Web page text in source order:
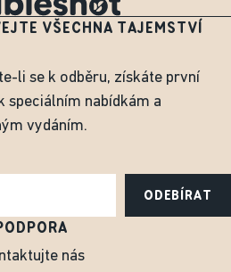
VŠECHNA TAJEMSTVÍ
li se k odběru, získáte první
speciálním nabídkám a
vydáním.
ODEBÍRAT
nás